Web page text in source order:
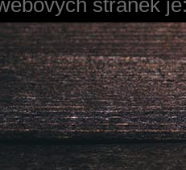
stránek
podnikající dle
spisová
55/5a, Praha 5